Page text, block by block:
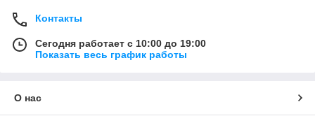
Контакты
Сегодня работает с 10:00 до 19:00
Показать весь график работы
О нас